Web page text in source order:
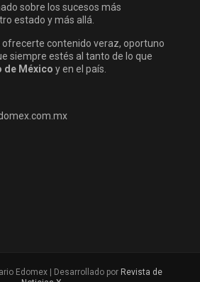
sobre los sucesos más
estado y más allá.
ofrecerte contenido veraz, oportuno
siempre estés al tanto de lo que
de México y en el país.
Edomex | Desarrollado por Revista de